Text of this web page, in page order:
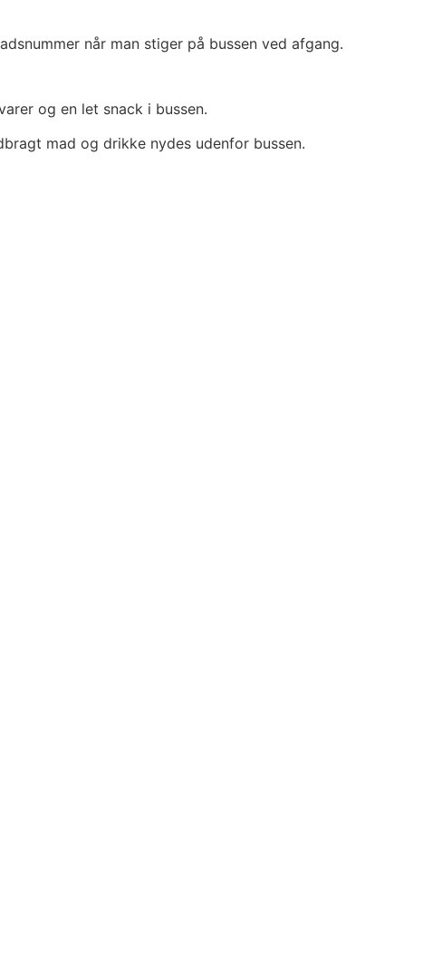
når man stiger på bussen ved afgang.
og en let snack i bussen.
mad og drikke nydes udenfor bussen.